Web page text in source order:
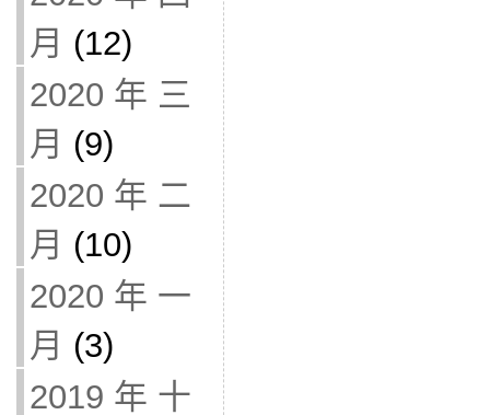
月 (12)
2020 年 三
月 (9)
2020 年 二
月 (10)
2020 年 一
月 (3)
2019 年 十